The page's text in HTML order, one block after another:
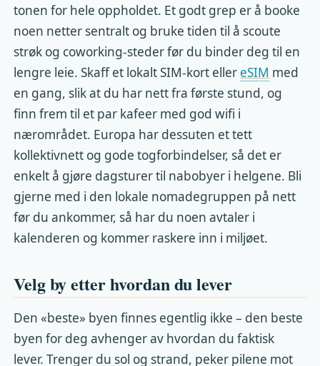
tonen for hele oppholdet. Et godt grep er å booke
noen netter sentralt og bruke tiden til å scoute
strøk og coworking-steder før du binder deg til en
lengre leie. Skaff et lokalt SIM-kort eller eSIM med
en gang, slik at du har nett fra første stund, og
finn frem til et par kafeer med god wifi i
nærområdet. Europa har dessuten et tett
kollektivnett og gode togforbindelser, så det er
enkelt å gjøre dagsturer til nabobyer i helgene. Bli
gjerne med i den lokale nomadegruppen på nett
før du ankommer, så har du noen avtaler i
kalenderen og kommer raskere inn i miljøet.
Velg by etter hvordan du lever
Den «beste» byen finnes egentlig ikke – den beste
byen for deg avhenger av hvordan du faktisk
lever. Trenger du sol og strand, peker pilene mot